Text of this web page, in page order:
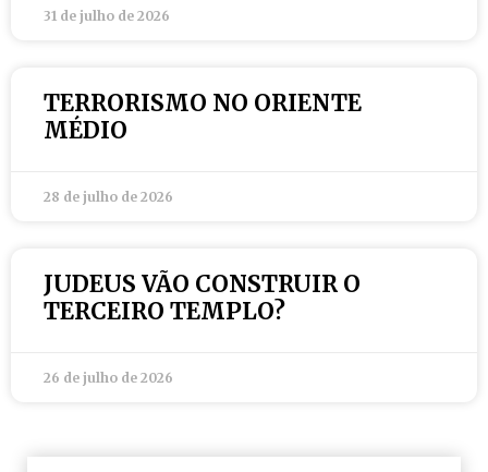
31 de julho de 2026
TERRORISMO NO ORIENTE
MÉDIO
28 de julho de 2026
JUDEUS VÃO CONSTRUIR O
TERCEIRO TEMPLO?
26 de julho de 2026